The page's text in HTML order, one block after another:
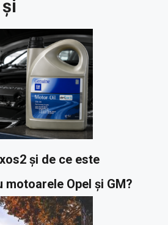
și de ce este
Opel și GM?